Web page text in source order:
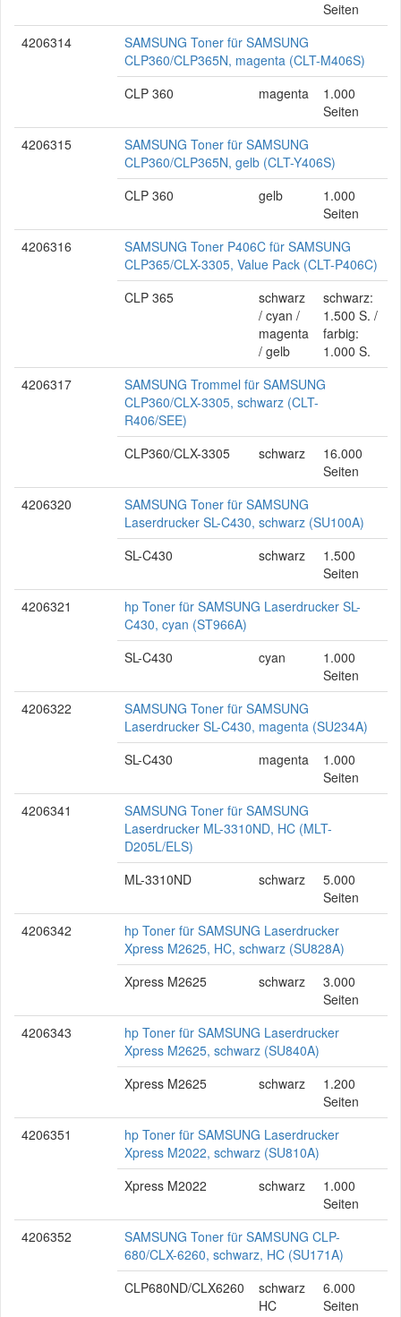
Seiten
4206314
SAMSUNG Toner für SAMSUNG
CLP360/CLP365N, magenta (CLT-M406S)
CLP 360
magenta
1.000
Seiten
4206315
SAMSUNG Toner für SAMSUNG
CLP360/CLP365N, gelb (CLT-Y406S)
CLP 360
gelb
1.000
Seiten
4206316
SAMSUNG Toner P406C für SAMSUNG
CLP365/CLX-3305, Value Pack (CLT-P406C)
CLP 365
schwarz
/ cyan /
magenta
/ gelb
schwarz:
1.500 S. /
farbig:
1.000 S.
4206317
SAMSUNG Trommel für SAMSUNG
CLP360/CLX-3305, schwarz (CLT-
R406/SEE)
CLP360/CLX-3305
schwarz
16.000
Seiten
4206320
SAMSUNG Toner für SAMSUNG
Laserdrucker SL-C430, schwarz (SU100A)
SL-C430
schwarz
1.500
Seiten
4206321
hp Toner für SAMSUNG Laserdrucker SL-
C430, cyan (ST966A)
SL-C430
cyan
1.000
Seiten
4206322
SAMSUNG Toner für SAMSUNG
Laserdrucker SL-C430, magenta (SU234A)
SL-C430
magenta
1.000
Seiten
4206341
SAMSUNG Toner für SAMSUNG
Laserdrucker ML-3310ND, HC (MLT-
D205L/ELS)
ML-3310ND
schwarz
5.000
Seiten
4206342
hp Toner für SAMSUNG Laserdrucker
Xpress M2625, HC, schwarz (SU828A)
Xpress M2625
schwarz
3.000
Seiten
4206343
hp Toner für SAMSUNG Laserdrucker
Xpress M2625, schwarz (SU840A)
Xpress M2625
schwarz
1.200
Seiten
4206351
hp Toner für SAMSUNG Laserdrucker
Xpress M2022, schwarz (SU810A)
Xpress M2022
schwarz
1.000
Seiten
4206352
SAMSUNG Toner für SAMSUNG CLP-
680/CLX-6260, schwarz, HC (SU171A)
CLP680ND/CLX6260
schwarz
HC
6.000
Seiten